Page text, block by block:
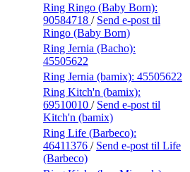
Ring Ringo (Baby Born):
90584718 / Send e-post til
Ringo (Baby Born)
Ring Jernia (Bacho):
45505622
Ring Jernia (bamix): 45505622
Ring Kitch'n (bamix):
69510010 / Send e-post til
Kitch'n (bamix)
Ring Life (Barbeco):
46411376 / Send e-post til Life
(Barbeco)